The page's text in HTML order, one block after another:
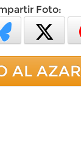
Foto:
AL AZAR